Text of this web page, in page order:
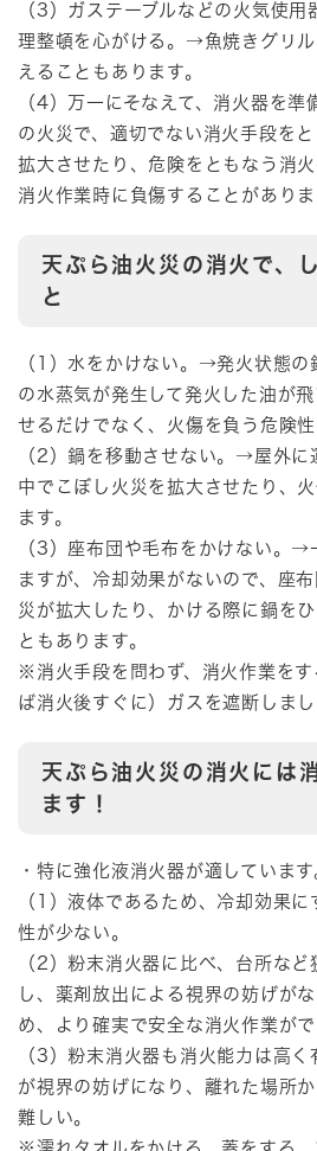
（3）ガステーブルなどの火気使用
理整頓を心がける。→魚焼きグリ
えることもあります。
（4）万一にそなえて、消火器を
の火災で、適切でない消火手段を
拡大させたり、危険をともなう消
消火作業時に負傷することがありま
天ぷら油火災の消火で、
と
（1）水をかけない。→発火状態の
の水蒸気が発生して発火した油が
せるだけでなく、火傷を負う危険性
（2）鍋を移動させない。→屋外に
中でこぼし火災を拡大させたり、
ます。
（3）座布団や毛布をかけない。→
ますが、冷却効果がないので、座
災が拡大したり、かける際に鍋を
ともあります。
※消火手段を問わず、消火作業を
ば消火後すぐに）ガスを遮断しまし
天ぷら油火災の消火には
ます！
・特に強化液消火器が適しています
（1）液体であるため、冷却効果
性が少ない。
（2）粉末消火器に比べ、台所な
し、薬剤放出による視界の妨げが
め、より確実で安全な消火作業がで
（3）粉末消火器も消火能力は高く
が視界の妨げになり、離れた場所
難しい。